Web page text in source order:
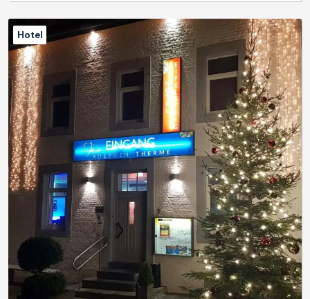
Previous Next
Hotel